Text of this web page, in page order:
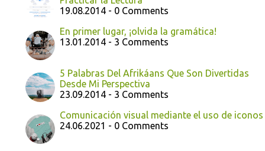
19.08.2014 - 0 Comments
En primer lugar, ¡olvida la gramática!
13.01.2014 - 3 Comments
5 Palabras Del Afrikáans Que Son Divertidas
Desde Mi Perspectiva
23.09.2014 - 3 Comments
Comunicación visual mediante el uso de iconos
24.06.2021 - 0 Comments